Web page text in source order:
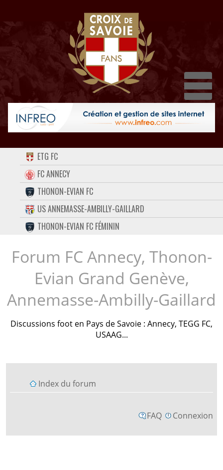
ACCUEIL
FORUM
CONTACT
FACEBOOK
TWITTER
INSTAGRAM
ETG FC
FC ANNECY
THONON-EVIAN FC
US ANNEMASSE-AMBILLY-GAILLARD
THONON-EVIAN FC FÉMININ
Forum FC Annecy, Thonon-
Evian Grand Genève,
Annemasse-Ambilly-Gaillard
Discussions foot en Pays de Savoie : Annecy, TEGG FC,
USAAG...
Index du forum
FAQ Connexion